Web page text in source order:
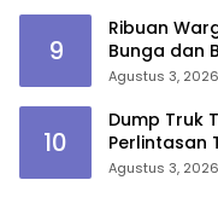
9
Ribuan
Bunga dan
Aman di
Agustus 3, 2026
10
Dump Truk
Perlintasan
Tewas
Agustus 3, 2026